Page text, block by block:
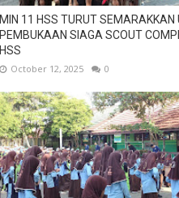
MIN 11 HSS TURUT SEMARAKKAN
PEMBUKAAN SIAGA SCOUT
HSS
October 12, 2025 0